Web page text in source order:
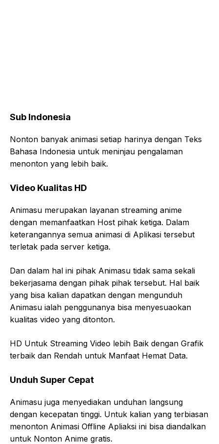
Sub Indonesia
Nonton banyak animasi setiap harinya dengan Teks
Bahasa Indonesia untuk meninjau pengalaman
menonton yang lebih baik.
Video Kualitas HD
Animasu merupakan layanan streaming anime
dengan memanfaatkan Host pihak ketiga. Dalam
keterangannya semua animasi di Aplikasi tersebut
terletak pada server ketiga.
Dan dalam hal ini pihak Animasu tidak sama sekali
bekerjasama dengan pihak pihak tersebut. Hal baik
yang bisa kalian dapatkan dengan mengunduh
Animasu ialah penggunanya bisa menyesuaokan
kualitas video yang ditonton.
HD Untuk Streaming Video lebih Baik dengan Grafik
terbaik dan Rendah untuk Manfaat Hemat Data.
Unduh Super Cepat
Animasu juga menyediakan unduhan langsung
dengan kecepatan tinggi. Untuk kalian yang terbiasan
menonton Animasi Offline Apliaksi ini bisa diandalkan
untuk Nonton Anime gratis.